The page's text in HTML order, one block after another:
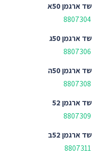
שד ארגמן 50א
שד ארגמן 50ג
שד ארגמן 50ה
שד ארגמן 52
שד ארגמן 52ב